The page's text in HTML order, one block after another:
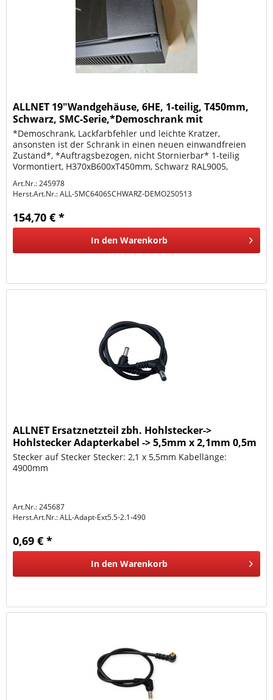
ALLNET 19"Wandgehäuse, 6HE, 1-teilig, T450mm,
Schwarz, SMC-Serie,*Demoschrank mit
Lackfarbfehler un
*Demoschrank, Lackfarbfehler und leichte Kratzer,
ansonsten ist der Schrank in einen neuen einwandfreien
Zustand*, *Auftragsbezogen, nicht Stornierbar* 1-teilig
Vormontiert, H370xB600xT450mm, Schwarz RAL9005,
Art.Nr.: 245978
Herst.Art.Nr.:ALL-SMC6406SCHWARZ-DEMO250513
154,70 € *
In den Warenkorb
ALLNET Ersatznetzteil zbh. Hohlstecker->
Hohlstecker Adapterkabel -> 5,5mm x 2,1mm 0,5m
Stecker auf Stecker Stecker: 2,1 x 5,5mm Kabellänge:
4900mm
Art.Nr.: 245687
Herst.Art.Nr.:ALL-Adapt-Ext5.5-2.1-490
0,69 € *
In den Warenkorb